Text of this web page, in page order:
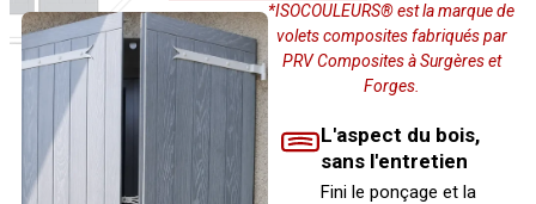
*ISOCOULEURS® est la marque de
volets composites fabriqués par
PRV Composites à Surgères et
Forges.
L'aspect du bois,
sans l'entretien
Fini le ponçage et la